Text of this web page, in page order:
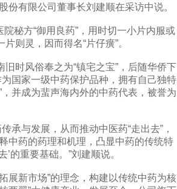
份有限公司董事长刘建顺在采访中说。
秘方“御用良药”，用时切一小片内服或
则灵，因而得名“片仔癀”。
时风俗奉之为“镇宅之宝”，后随华侨下
国家一级中药保护品种，拥有自己独特
并成为蜚声海内外的中药代表，被誉为
与发展，从而推动中医药“走出去”，
中药的药理和机理，凸显中药的传统特
的重要基础。”刘建顺说。
新市场”的理念，构建以传统中药为核